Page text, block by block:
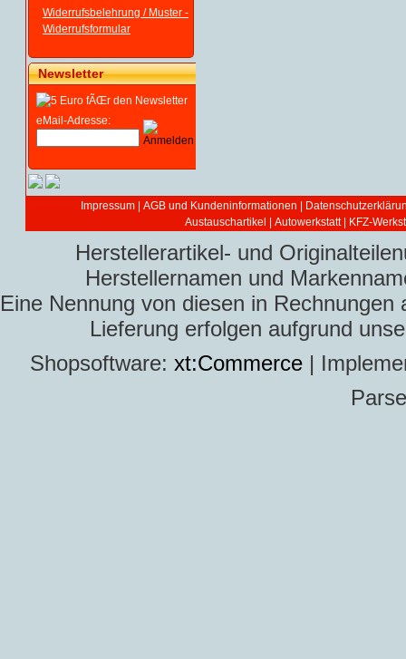
Widerrufsbelehrung / Muster -
Widerrufsformular
Newsletter
eMail-Adresse:
Impressum AGB und Kundeninformationen
Austauschartikel
Autowerkstatt | KFZ-
Herstellerartikel- und
Herstellernamen und
Eine Nennung von diesen in
Lieferung erfolgen aufgrund
Shopsoftware: xt:Commerce |